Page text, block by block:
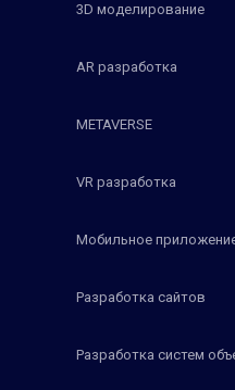
3D моделирование
AR разработка
METAVERSE
VR разработка
Мобильное
Разработка сайтов
Разработка систем